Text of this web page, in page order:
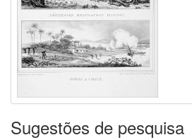
Sugestões de pesquisa